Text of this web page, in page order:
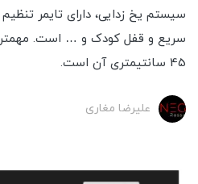
سیستم یخ زدایی، دارای تایمر
سریع و قفل کودک و … است.
45 سانتیمتری آن است.
علیرضا مغاری